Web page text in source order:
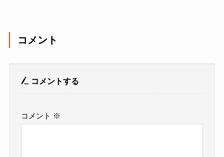
コメント
コメントする
コメント ※